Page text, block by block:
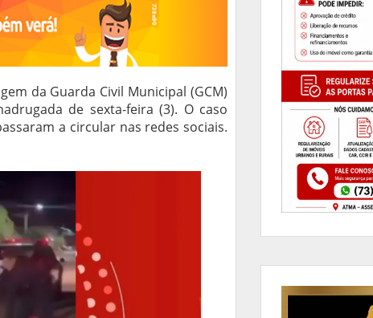
da Guarda Civil Municipal (GCM)
de sexta-feira (3). O caso
a circular nas redes sociais.